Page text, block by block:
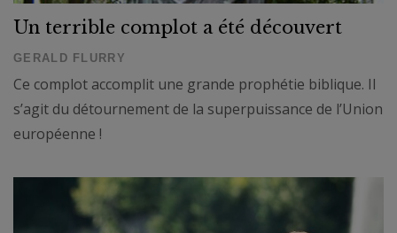
Un terrible complot a été découvert
GERALD FLURRY
Ce complot accomplit une grande prophétie biblique. Il
s’agit du détournement de la superpuissance de l’Union
européenne !